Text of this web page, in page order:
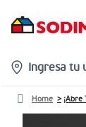
location-
icon
Ingresa tu
Home ¡Abre